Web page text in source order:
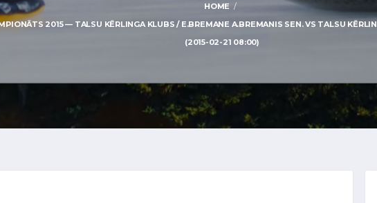
HOME
2015 — TALSU KĒRLINGA KLUBS / E.BREMANE A.BREMANIS SEN. VS TALSU
(2015-02-21 08:00)